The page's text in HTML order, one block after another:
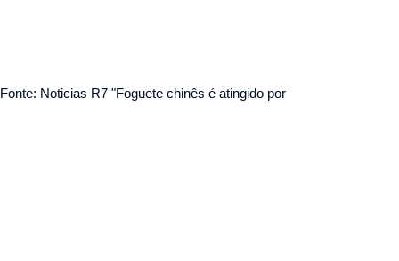
Fonte: Noticias R7 "Foguete chinês é atingido por